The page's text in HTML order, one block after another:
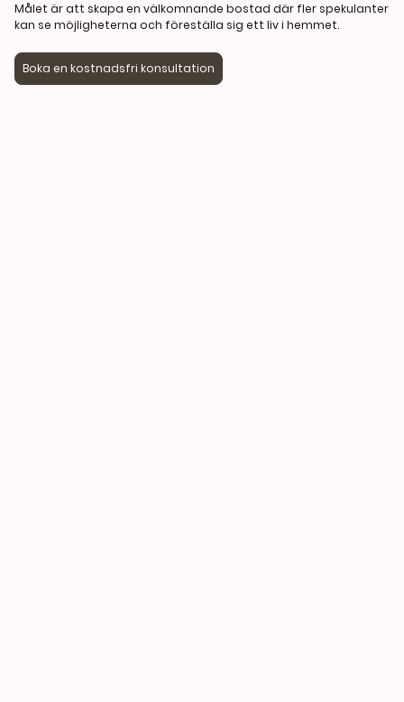
Målet är att skapa en välkomnande bostad där fler spekulanter
kan se möjligheterna och föreställa sig ett liv i hemmet.
Boka en kostnadsfri konsultation